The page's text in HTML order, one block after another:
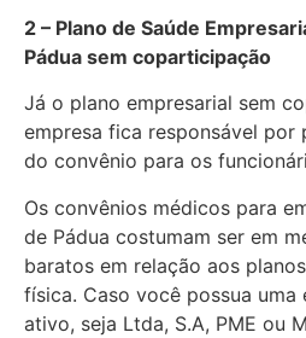
2 – Plano de Saúde
Pádua sem coparticipação
Já o plano empresarial sem
empresa fica responsável por
do convênio para os
Os convênios médicos para
de Pádua costumam ser em
baratos em relação aos
física. Caso você possua uma
ativo, seja Ltda, S.A, PME ou